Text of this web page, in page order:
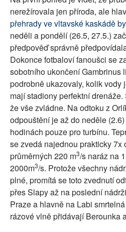
nerežírovala jen příroda, ale
přehrady ve vltavské kaskádě
neděli a pondělí (26.5, 27.5.)
předpověď správně
Dokonce fotbaloví fanoušci se
sobotního ukončení Gambrinus
podrobně ukazovaly, kolik vody
mají stadiony perfektní
že vše zvládne. Na odtoku z
odpouštění je až do neděle
hodinách pouze pro turbínu.
se zvedá najednou prakticky 7x
průměrných 220 m3/s naráz na
2000m3/s. Protože všechny
plné, promítá se toto zvednutí
přes Slapy až na poslední
Praze a hlavně na Labi
rázové vlně přidávají Berounka